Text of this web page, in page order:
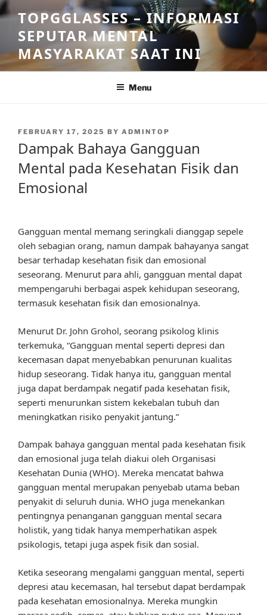
Skip
to
content
TOPGGLASSES – INFORMASI
SEPUTAR MENTAL
MASYARAKAT SAAT INI
Menu
POSTED
FEBRUARY 17, 2025 BY ADMINTOP
Dampak Bahaya Gangguan
Mental pada Kesehatan Fisik dan
Emosional
Gangguan mental memang seringkali dianggap sepele
oleh sebagian orang, namun dampak bahayanya sangat
besar terhadap kesehatan fisik dan emosional
seseorang. Menurut para ahli, gangguan mental dapat
mempengaruhi berbagai aspek kehidupan seseorang,
termasuk kesehatan fisik dan emosionalnya.
Menurut Dr. John Grohol, seorang psikolog klinis
terkemuka, “Gangguan mental seperti depresi dan
kecemasan dapat menyebabkan penurunan kualitas
hidup seseorang. Tidak hanya itu, gangguan mental
juga dapat berdampak negatif pada kesehatan fisik,
seperti menurunkan sistem kekebalan tubuh dan
meningkatkan risiko penyakit jantung.”
Dampak bahaya gangguan mental pada kesehatan fisik
dan emosional juga telah diakui oleh Organisasi
Kesehatan Dunia (WHO). Mereka mencatat bahwa
gangguan mental merupakan penyebab utama beban
penyakit di seluruh dunia. WHO juga menekankan
pentingnya penanganan gangguan mental secara
holistik, yang tidak hanya memperhatikan aspek
psikologis, tetapi juga aspek fisik dan sosial.
Ketika seseorang mengalami gangguan mental, seperti
depresi atau kecemasan, hal tersebut dapat berdampak
pada kesehatan emosionalnya. Mereka mungkin